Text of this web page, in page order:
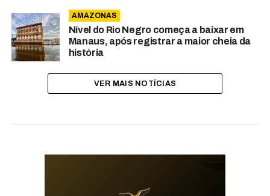
AMAZONAS
Nível do Rio Negro começa a baixar em
Manaus, após registrar a maior cheia da
história
VER MAIS NOTÍCIAS